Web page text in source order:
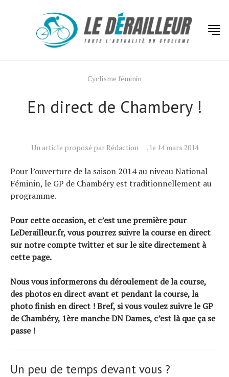
Cyclisme féminin
En direct de Chambery !
Un article proposé par Rédaction , le 14 mars 2014
Pour l’ouverture de la saison 2014 au niveau National
Féminin, le GP de Chambéry est traditionnellement au
programme.
Pour cette occasion, et c’est une première pour
LeDerailleur.fr, vous pourrez suivre la course en direct
sur notre compte twitter et sur le site directement à
cette page.
Nous vous informerons du déroulement de la course,
des photos en direct avant et pendant la course, la
photo finish en direct ! Bref, si vous voulez suivre le GP
de Chambéry, 1ère manche DN Dames, c’est là que ça se
passe !
Un peu de temps devant vous ?
Actualités
Tests de produits
Conseils
Tendances
À propos